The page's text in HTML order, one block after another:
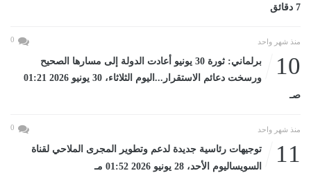
7 دقائق
منذ شهر واحد 0
10
برلماني: ثورة 30 يونيو أعادت الدولة إلى مسارها الصحيح
ورسخت دعائم الاستقرار...اليوم الثلاثاء، 30 يونيو 2026 01:21
صـ
منذ شهر واحد 0
11
توجيهات رئاسية جديدة لدعم وتطوير المجرى الملاحي لقناة
السويساليوم الأحد، 28 يونيو 2026 01:52 مـ